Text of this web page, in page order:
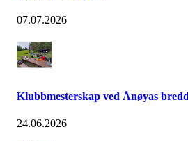
07.07.2026
Klubbmesterskap ved Ånøyas
24.06.2026